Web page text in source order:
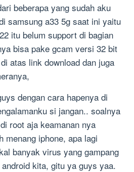
beberapa yang sudah aku
samsung a33 5g saat ini yaitu
itu belum support di bagian
bisa pake gcam versi 32 bit
atas link download dan juga
dengan cara hapenya di
si jangan.. soalnya
root aja keamanan nya
menang iphone, apa lagi
banyak virus yang gampang
kita, gitu ya guys yaa.